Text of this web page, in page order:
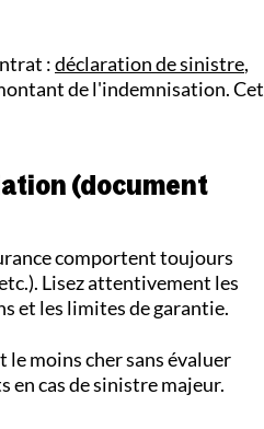
:déclaration de sinistre,
de l'indemnisation. Cet
(document
comportent toujours
Lisez attentivement les
et les limites de garantie.
moins cher sans évaluer
en cas de sinistre majeur.